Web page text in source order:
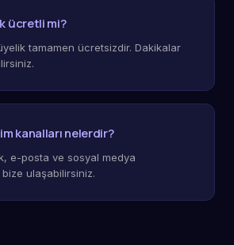
ücretli mi?
tamamen ücretsizdir. Dakikalar
kanalları nelerdir?
e-posta ve sosyal medya
bize ulaşabilirsiniz.